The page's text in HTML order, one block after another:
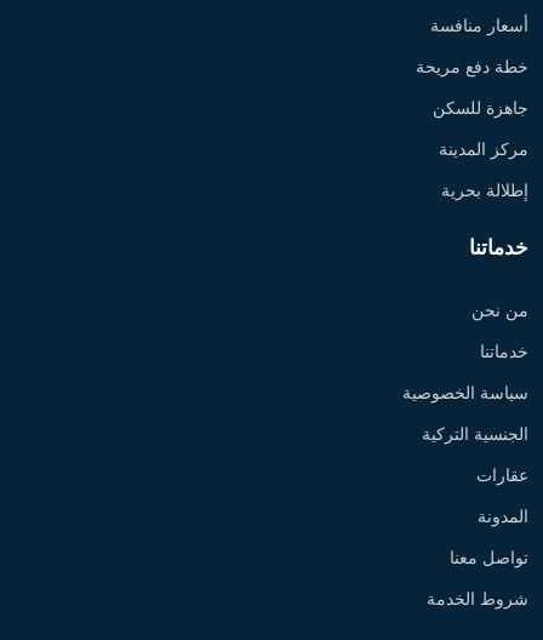
أسعار منافسة
خطة دفع مريحة
جاهزة للسكن
مركز المدينة
إطلالة بحرية
خدماتنا
من نحن
خدماتنا
سياسة الخصوصية
الجنسية التركية
عقارات
المدونة
تواصل معنا
شروط الخدمة